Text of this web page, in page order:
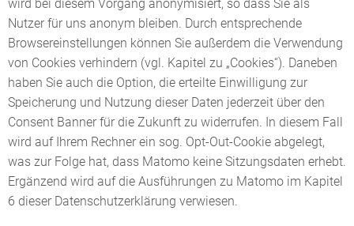
wird bei diesem Vorgang anonymisiert, so dass Sie als
Nutzer für uns anonym bleiben. Durch entsprechende
Browsereinstellungen können Sie außerdem die Verwendung
von Cookies verhindern (vgl. Kapitel zu „Cookies“). Daneben
haben Sie auch die Option, die erteilte Einwilligung zur
Speicherung und Nutzung dieser Daten jederzeit über den
Consent Banner für die Zukunft zu widerrufen. In diesem Fall
wird auf Ihrem Rechner ein sog. Opt-Out-Cookie abgelegt,
was zur Folge hat, dass Matomo keine Sitzungsdaten erhebt.
Ergänzend wird auf die Ausführungen zu Matomo im Kapitel
6 dieser Datenschutzerklärung verwiesen.